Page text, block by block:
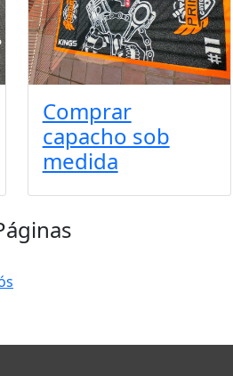
Comprar
capacho sob
medida